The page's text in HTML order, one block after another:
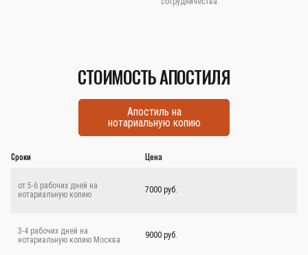
СТОИМОСТЬ АПОСТИЛЯ
Апостиль на
нотариальную копию
Сроки Цена
от 5-6 рабочих дней на
нотариальную копию
7000 руб.
3-4 рабочих дней на
нотариальную копию Москва
9000 руб.